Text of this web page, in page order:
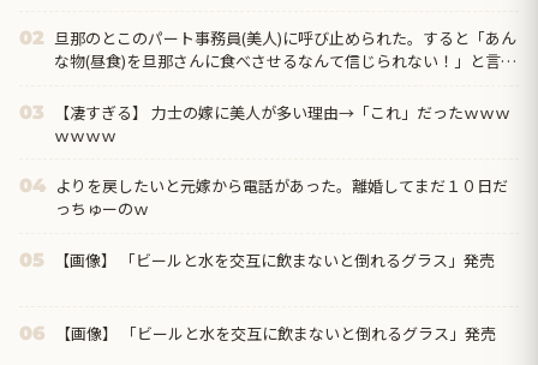
02 旦那のとこのパート事務員(美人)に呼び止められた。すると「あん
な物(昼食)を旦那さんに食べさせるなんて信じられない！」と言い
03
【凄すぎる】 力士の嫁に美人が多い理由→「これ」だったｗｗｗ
ｗｗｗｗ
04 よりを戻したいと元嫁から電話があった。離婚してまだ１０日だ
っちゅーのｗ
05 【画像】 「ビールと水を交互に飲まないと倒れるグラス」発売
06 【画像】 「ビールと水を交互に飲まないと倒れるグラス」発売